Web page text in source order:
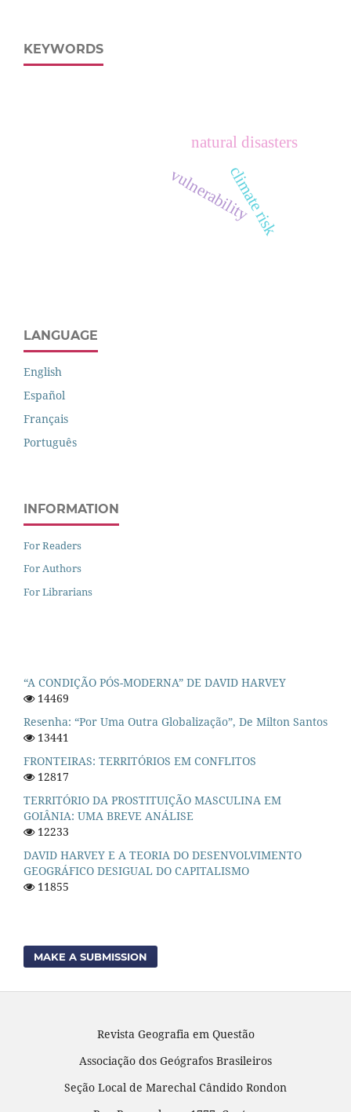
KEYWORDS
vulnerability
climate risk
natural disasters
LANGUAGE
English
Español
Français
Português
INFORMATION
For Readers
For Authors
For Librarians
“A CONDIÇÃO PÓS-MODERNA” DE DAVID HARVEY
14469
Resenha: “Por Uma Outra Globalização”, De Milton Santos
13441
FRONTEIRAS: TERRITÓRIOS EM CONFLITOS
12817
TERRITÓRIO DA PROSTITUIÇÃO MASCULINA EM
GOIÂNIA: UMA BREVE ANÁLISE
12233
DAVID HARVEY E A TEORIA DO DESENVOLVIMENTO
GEOGRÁFICO DESIGUAL DO CAPITALISMO
11855
MAKE A SUBMISSION
Revista Geografia em Questão
Associação dos Geógrafos Brasileiros
Seção Local de Marechal Cândido Rondon